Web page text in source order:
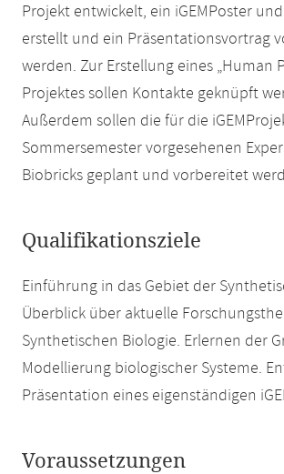
Projekt entwickelt, ein iGEMPoster
erstellt und ein Präsentationsvortrag
werden. Zur Erstellung eines „Human
Projektes sollen Kontakte geknüpft
Außerdem sollen die für die
Sommersemester vorgesehenen
Biobricks geplant und vorbereitet
Qualifikationsziele
Einführung in das Gebiet der
Überblick über aktuelle
Synthetischen Biologie. Erlernen der
Modellierung biologischer Systeme.
Präsentation eines eigenständigen
Voraussetzungen